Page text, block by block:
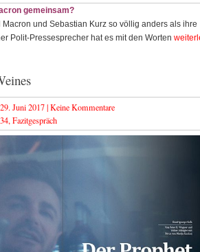
gemeinsam?
und Sebastian Kurz so völlig anders als ihre
Polit-Pressesprecher hat es mit den Worten
Juni 2017 |Keine Kommentare
, Fazitgespräch